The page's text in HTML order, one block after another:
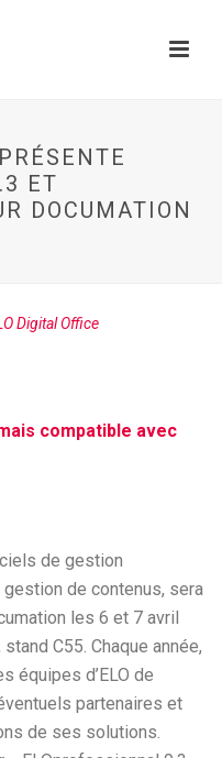
ET
DOCUMATION
Digital Office
compatible avec
de gestion
de contenus, sera
les 6 et 7 avril
C55. Chaque année,
équipes d’ELO de
partenaires et
de ses solutions.